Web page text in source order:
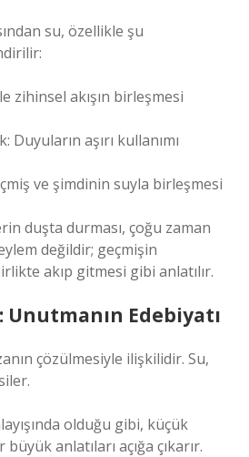
su, özellikle şu
zihinsel akışın birleşmesi
aşırı kullanımı
ve şimdinin suyla birleşmesi
duşta durması, çoğu zaman
değildir; geçmişin
akıp gitmesi gibi anlatılır.
Unutmanın Edebiyatı
çözülmesiyle ilişkilidir. Su,
olduğu gibi, küçük
anlatıları açığa çıkarır.